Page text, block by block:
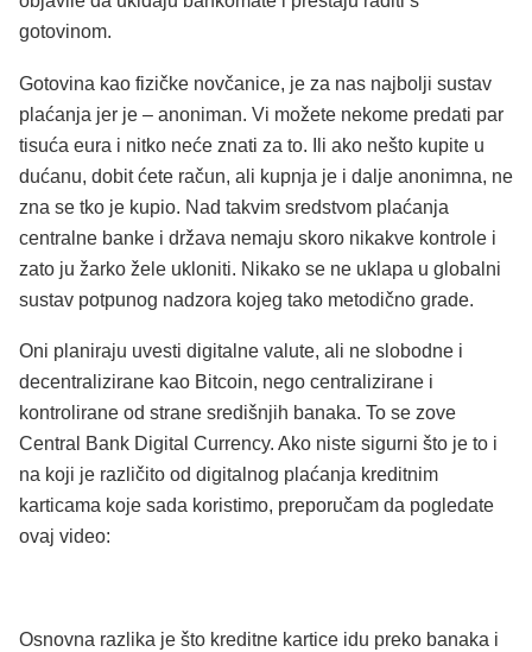
gotovinom.
Gotovina kao fizičke novčanice, je za nas najbolji sustav
plaćanja jer je – anoniman. Vi možete nekome predati par
tisuća eura i nitko neće znati za to. Ili ako nešto kupite u
dućanu, dobit ćete račun, ali kupnja je i dalje anonimna, ne
zna se tko je kupio. Nad takvim sredstvom plaćanja
centralne banke i država nemaju skoro nikakve kontrole i
zato ju žarko žele ukloniti. Nikako se ne uklapa u globalni
sustav potpunog nadzora kojeg tako metodično grade.
Oni planiraju uvesti digitalne valute, ali ne slobodne i
decentralizirane kao Bitcoin, nego centralizirane i
kontrolirane od strane središnjih banaka. To se zove
Central Bank Digital Currency. Ako niste sigurni što je to i
na koji je različito od digitalnog plaćanja kreditnim
karticama koje sada koristimo, preporučam da pogledate
ovaj video:
Osnovna razlika je što kreditne kartice idu preko banaka i